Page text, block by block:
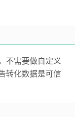
不需要做自定义
转化数据是可信